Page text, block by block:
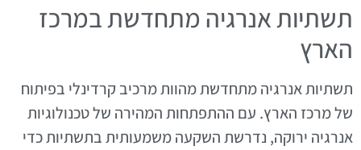
תשתיות אנרגיה מתחדשת במרכז
הארץ
תשתיות אנרגיה מתחדשת מהוות מרכיב קרדינלי בפיתוח
של מרכז הארץ. עם ההתפתחות המהירה של טכנולוגיות
אנרגיה ירוקה, נדרשת השקעה משמעותית בתשתיות כדי